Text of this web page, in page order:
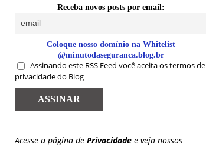
Receba novos posts por email:
Coloque nosso domínio na Whitelist
@minutodaseguranca.blog.br
Assinando este RSS Feed você aceita os termos de
privacidade do Blog
Acesse a página de Privacidade e veja nossos